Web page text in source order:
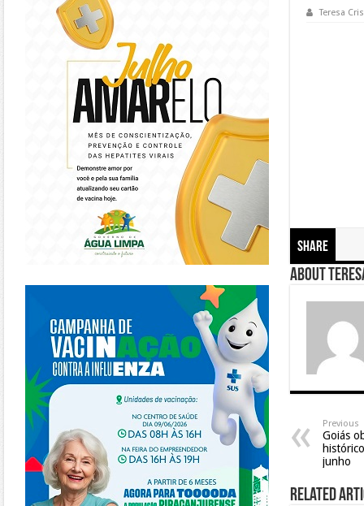
Teresa
Share
About
Previous
Goiás
junho
Related
https://piracanjuba.go.gov.br/